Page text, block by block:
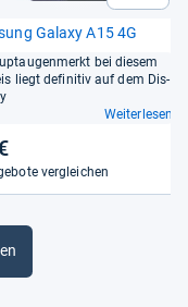
Galaxy A15 4G
bei die­sem
liegt defi­ni­tiv auf dem Dis­
Weiterlesen
vergleichen